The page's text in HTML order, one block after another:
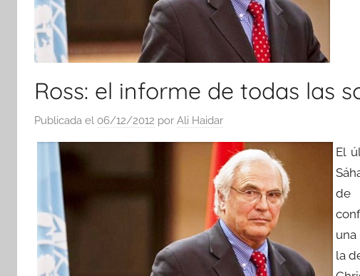
Ross: el informe de todas las
Publicada el 06/12/2012 por Ali Haidar
El
de
la